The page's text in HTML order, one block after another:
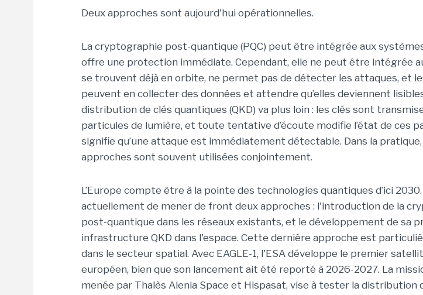
Deux approches sont aujourd'hui opérationnelles.
La cryptographie post-quantique (PQC) peut être intégrée aux
offre une protection immédiate. Cependant, elle ne peut être intégrée
se trouvent déjà en orbite, ne permet pas de détecter les attaques, et
peuvent en collecter des données et attendre qu’elles deviennent lisibles
distribution de clés quantiques (QKD) va plus loin : les clés sont
particules de lumière, et toute tentative d’écoute modifie l’état de ces
signifie qu’une attaque est immédiatement détectable. Dans la
approches sont souvent utilisées conjointement.
L’Europe compte être à la pointe des technologies quantiques d’ici
actuellement de mener de front deux approches : l'introduction de la
post-quantique dans les réseaux existants, et le développement de sa
infrastructure QKD dans l'espace. Cette dernière approche est
dans le secteur spatial. Avec EAGLE-1, l'ESA développe le premier
européen, bien que son lancement ait été reporté à 2026-2027. La
menée par Thalès Alenia Space et Hispasat, vise à tester la distribution